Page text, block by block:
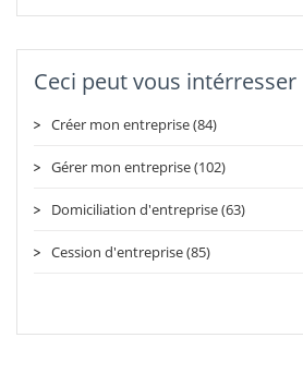
Ceci peut vous intérresser
Créer mon entreprise (84)
Gérer mon entreprise (102)
Domiciliation d'entreprise (63)
Cession d'entreprise (85)